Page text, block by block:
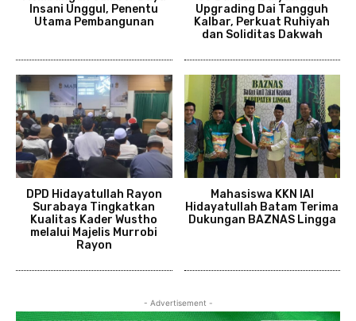
Insani Unggul, Penentu
Utama Pembangunan
Upgrading Dai Tangguh
Kalbar, Perkuat Ruhiyah
dan Soliditas Dakwah
DPD Hidayatullah Rayon
Surabaya Tingkatkan
Kualitas Kader Wustho
melalui Majelis Murrobi
Rayon
Mahasiswa KKN IAI
Hidayatullah Batam Terima
Dukungan BAZNAS Lingga
- Advertisement -